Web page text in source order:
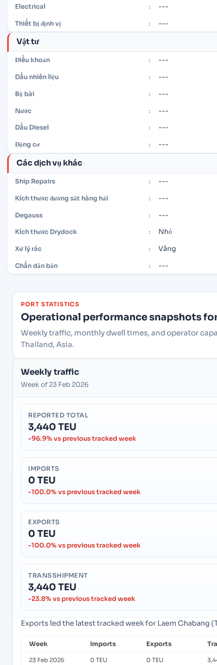
Electrical : ---
Thiết bị định vị : ---
Vật tư
Điều khoản : ---
Dầu nhiên liệu : ---
Bộ bài : ---
Nước : ---
Dầu Diesel : ---
Động cơ : ---
Các dịch vụ khác
Ship Repairs : ---
Kích thước đường sắt hàng hải : ---
Degauss : ---
Kích thước Drydock : Nhỏ
Xử lý rác : Vâng
Chấn dằn bẩn : ---
PORT STATISTICS
Operational performance snapshots
Weekly traffic, monthly dwell times, and operator
Thailand, Asia.
Weekly traffic
Week of 23 Feb 2026
REPORTED TOTAL
3,440 TEU
-96.9% vs previous tracked week
IMPORTS
0 TEU
-100.0% vs previous tracked week
EXPORTS
0 TEU
-100.0% vs previous tracked week
TRANSSHIPMENT
3,440 TEU
-23.8% vs previous tracked week
Exports led the latest tracked week for Laem Chabang
Week Imports Exports
23 Feb 2026 0 TEU 0 TEU